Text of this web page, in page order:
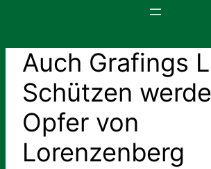
Auch Grafings
Schützen
Opfer von
Lorenzenberg